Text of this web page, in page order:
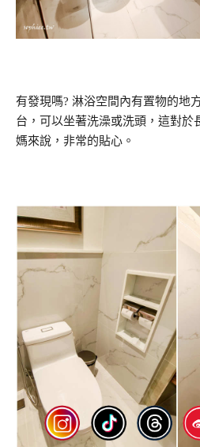
有發現嗎? 淋浴空間內有置物的地
台，可以坐著洗澡或洗頭，這對於
媽來說，非常的貼心。